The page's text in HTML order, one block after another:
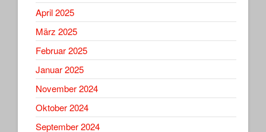
April 2025
März 2025
Februar 2025
Januar 2025
November 2024
Oktober 2024
September 2024